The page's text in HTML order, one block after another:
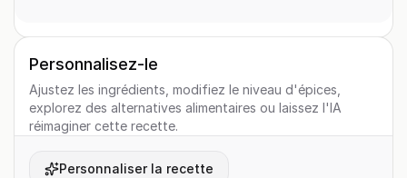
Personnalisez-le
Ajustez les ingrédients, modifiez le niveau d'épices,
explorez des alternatives alimentaires ou laissez l'IA
réimaginer cette recette.
Personnaliser la recette